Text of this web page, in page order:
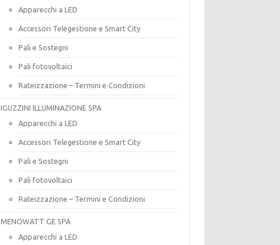
Apparecchi a LED
Accessori Telegestione e Smart City
Pali e Sostegni
Pali fotovoltaici
Rateizzazione – Termini e Condizioni
IGUZZINI ILLUMINAZIONE SPA
Apparecchi a LED
Accessori Telegestione e Smart City
Pali e Sostegni
Pali fotovoltaici
Rateizzazione – Termini e Condizioni
MENOWATT GE SPA
Apparecchi a LED